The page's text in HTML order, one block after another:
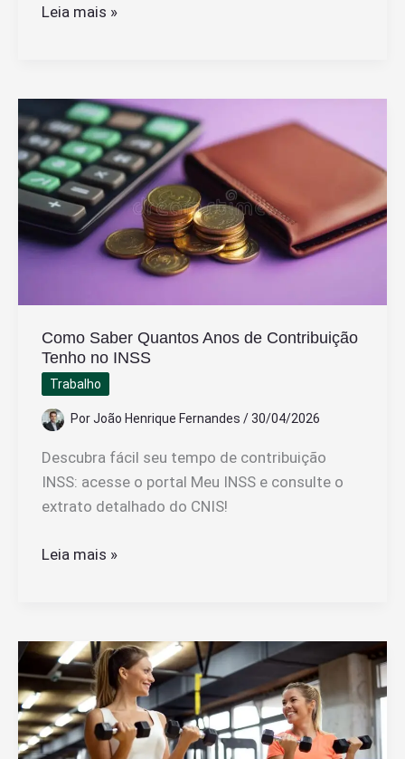
Quem
Tem
Direito
a
Décimo
Terceiro
Salário
Leia mais »
Como Saber Quantos Anos de Contribuição
Tenho no INSS
Trabalho
PorJoão Henrique Fernandes /30/04/2026
Descubra fácil seu tempo de contribuição
INSS: acesse o portal Meu INSS e consulte o
extrato detalhado do CNIS!
Como
de
Contribuição
Tenho
no
INSS
Leia mais »